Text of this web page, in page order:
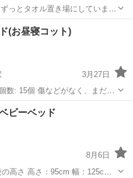
っとタオル置き場にしていまし
だと思います。 中古なのでそれ
カトージ
(お昼寝コット)
3月27日
なく、まだま
は単品購入でも可能、ご相談に
ン駅 ベッド
ビーベッド
8月6日